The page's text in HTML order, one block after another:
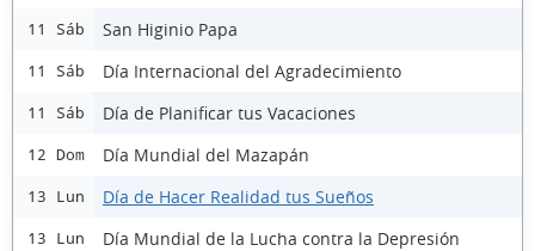
11 Sáb San Higinio Papa
11 Sáb Día Internacional del Agradecimiento
11 Sáb Día de Planificar tus Vacaciones
12 Dom Día Mundial del Mazapán
13 Lun Día de Hacer Realidad tus Sueños
13 Lun Día Mundial de la Lucha contra la Depresión